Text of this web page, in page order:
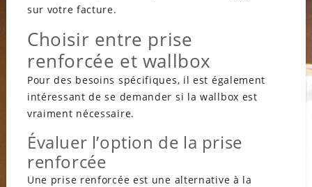
sur votre facture.
Choisir entre prise
renforcée et wallbox
Pour des besoins spécifiques, il est également
intéressant de se demander si la wallbox est
vraiment nécessaire.
Évaluer l’option de la prise
renforcée
Une prise renforcée est une alternative à la